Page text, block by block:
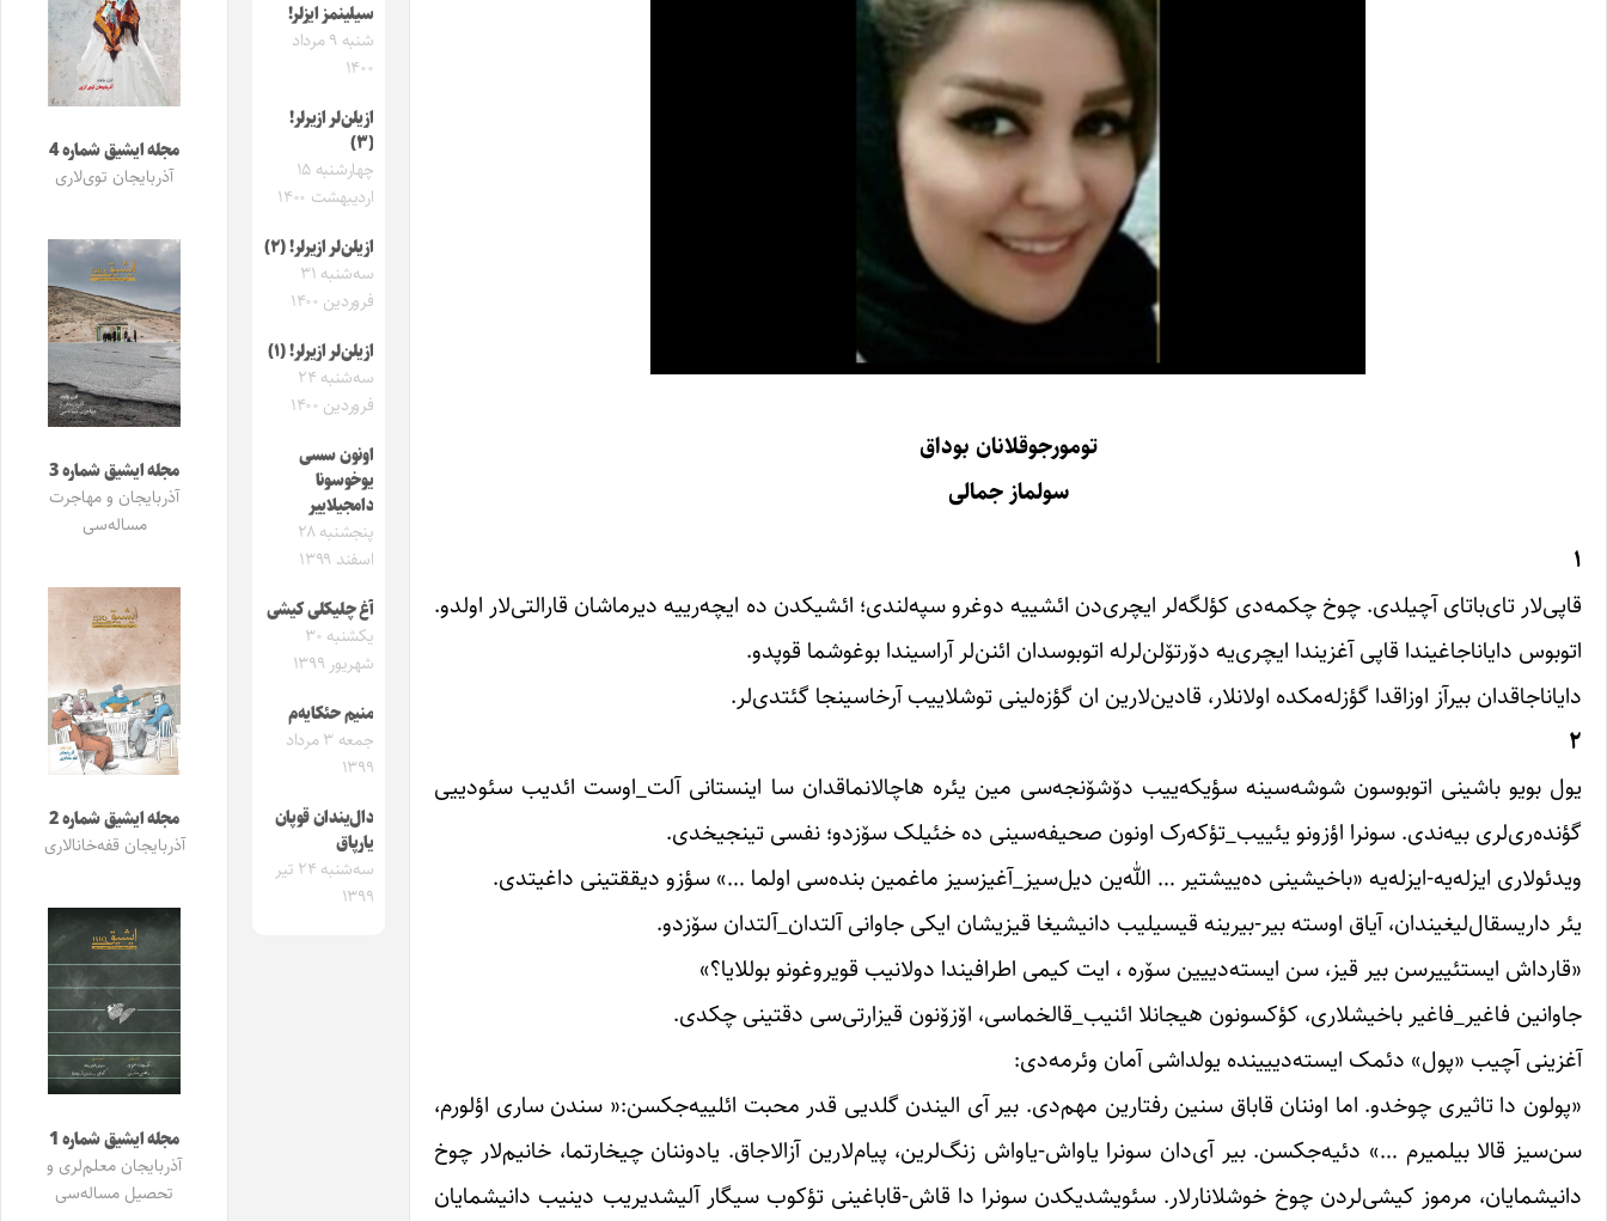
تومورجوقلانان بوداق
سولماز جمالی
۱
قاپی‌لار تای‌با‌تای آچیلدی. چوخ چکمه‌دی کؤلگه‌لر ایچری‌دن ائشییه دوغرو سپه‌لندی؛ ائشیکدن ده ایچه‌رییه دیرماشان قارالتی‌لار اولدو.
اتوبوس دایاناجاغیندا قاپی آغزیندا ایچری‌یه دۆرتۆلن‌لرله اتوبوسدان ائنن‌لر آراسیندا بوغوشما قوپدو.
دایاناجاقدان بیرآز اوزاقدا گؤزله‌مکده اولانلار، قادین‌لارین ان گؤزه‌لینی توشلاییب آرخاسینجا گئتدی‌لر.
۲
یول بویو باشینی اتوبوسون شوشه‌سینه سؤیکه‌ییب دۆشۆنجه‌سی مین یئره هاچالانماقدان سا اینستانی آلت_اوست ائدیب سئودییی
گؤنده‌ری‌لری بیه‌ندی. سونرا اؤزونو یئییب_تؤکه‌رک اونون صحیفه‌سینی ده خئیلک سۆزدو؛ نفسی تینجیخدی.
ویدئولاری ایزله‌یه-ایزله‌یه «باخیشینی ده‌ییشتیر … الله‌ین دیل‌سیز_آغیزسیز ماغمین بنده‌سی اولما …» سؤزو دیققتینی داغیتدی.
یئر داریسقال‌لیغیندان، آیاق اوسته بیر-بیرینه قیسیلیب دانیشیغا قیزیشان ایکی جاوانی آلتدان_آلتدان سۆزدو.
«قارداش ایستئییرسن بیر قیز، سن ایسته‌دییین سۆره ، ایت کیمی اطرافیندا دولانیب قویروغونو بوللایا؟»
جاوانین فاغیر_فاغیر باخیشلاری‌، کؤکسونون هیجانلا ائنیب_قالخماسی‌، اۆزۆنون قیزارتی‌سی دقتینی چکدی.
آغزینی آچیب «پول» دئمک ایسته‌دییینده یولداشی آمان وئرمه‌دی:
«پولون دا تاثیری چوخدو. اما اوننان قاباق سنین رفتارین مهم‌دی. بیر آی الیندن گلدیی قدر محبت ائلییه‌جکسن:« سندن ساری اؤلورم،
سن‌سیز قالا بیلمیرم …» دئیه‌جکسن. بیر آی‌دان سونرا یاواش-یاواش زنگ‌لرین، پیام‌لارین آزالاجاق. یادوننان چیخارتما، خانیم‌لار چوخ
دانیشمایان، مرموز کیشی‌لردن چوخ خوشلانارلار. سئویشدیکدن‌ سونرا دا قاش-قاباغینی تؤکوب سیگار آلیشدیریب دینیب دانیشمایان
سیلینمز ایزلر!
شنبه ۹ مرداد
۱۴۰۰
ازیلن‌لر ازیرلر!
(۳)
چهارشنبه ۱۵
اردیبهشت ۱۴۰۰
ازیلن‌لر ازیرلر! (۲)
سه‌شنبه ۳۱
فروردین ۱۴۰۰
ازیلن‌لر ازیرلر! (۱)
سه‌شنبه ۲۴
فروردین ۱۴۰۰
اونون سسی
یوخوسونا
دامجیلاییر
پنجشنبه ۲۸
اسفند ۱۳۹۹
آغ چلیکلی کیشی
یکشنبه ۳۰
شهریور ۱۳۹۹
منیم حئکایه‌م
جمعه ۳ مرداد
۱۳۹۹
دال‌یندان قوپان
یارپاق
سه‌شنبه ۲۴ تیر
۱۳۹۹
مجله ایشیق شماره 4
آذربایجان توی‌لاری
مجله ایشیق شماره 3
آذربایجان و مهاجرت
مساله‌سی
مجله ایشیق شماره 2
آذربایجان قفه‌خانالاری
مجله ایشیق شماره 1
آذربایجان معلم‌لری و
تحصیل مساله‌سی